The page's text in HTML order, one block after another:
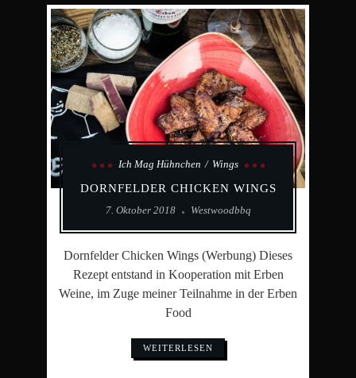
Ich Mag Hühnchen Wings
DORNFELDER CHICKEN WINGS
7. Oktober 2018 Westwoodbbq
Dornfelder Chicken Wings (Werbung) Dieses
Rezept entstand in Kooperation mit Erben
Weine, im Zuge meiner Teilnahme in der Erben
Food
WEITERLESEN